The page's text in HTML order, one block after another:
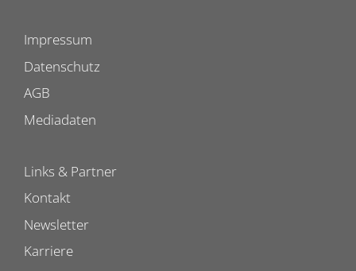
Impressum
Datenschutz
AGB
Mediadaten
Links & Partner
Kontakt
Newsletter
Karriere